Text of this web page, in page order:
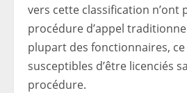
vers cette classification n’ont
procédure d’appel
plupart des fonctionnaires,
susceptibles d’être licenciés
procédure.